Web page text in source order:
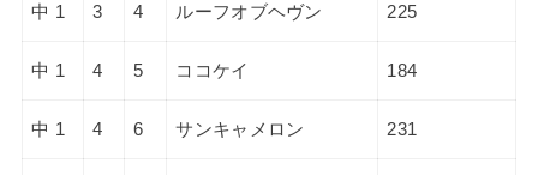
中 1 3 4 ルーフオブヘヴン 225
中 1 4 5 ココケイ 184
中 1 4 6 サンキャメロン 231